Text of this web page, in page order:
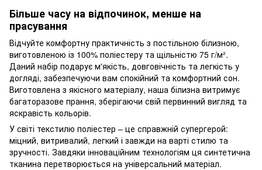
Більше часу на відпочинок, менше на
прасування
Відчуйте комфортну практичність з постільною білизною,
виготовленою із 100% поліестеру та щільністю 75 г/м².
Даний набір подарує м'якість, довговічність та легкість у
догляді, забезпечуючи вам спокійний та комфортний сон.
Виготовлена з якісного матеріалу, наша білизна витримує
багаторазове прання, зберігаючи свій первинний вигляд та
яскравість кольорів.
У світі текстилю поліестер – це справжній супергерой:
міцний, витривалий, легкий і завжди на варті стилю та
зручності. Завдяки інноваційним технологіям ця синтетична
тканина перетворюється на універсальний матеріал.